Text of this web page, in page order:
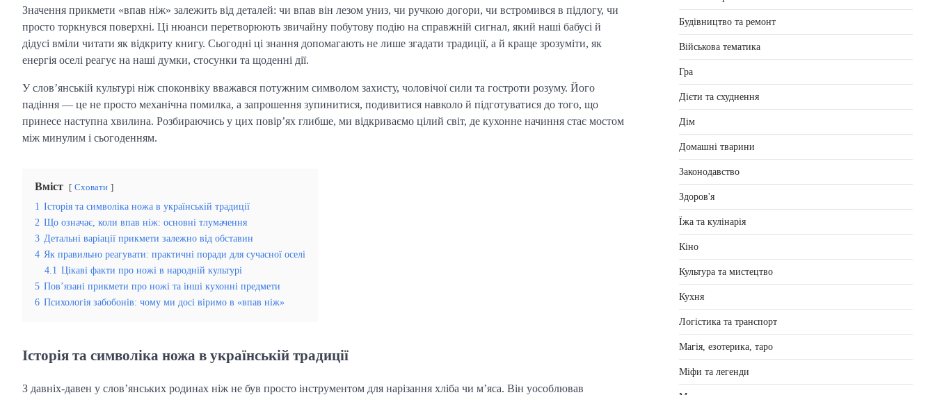
Значення прикмети «впав ніж» залежить від деталей: чи впав він лезом униз, чи ручкою догори, чи встромився в підлогу, чи
просто торкнувся поверхні. Ці нюанси перетворюють звичайну побутову подію на справжній сигнал, який наші бабусі й
дідусі вміли читати як відкриту книгу. Сьогодні ці знання допомагають не лише згадати традиції, а й краще зрозуміти, як
енергія оселі реагує на наші думки, стосунки та щоденні дії.
У слов’янській культурі ніж споконвіку вважався потужним символом захисту, чоловічої сили та гостроти розуму. Його
падіння — це не просто механічна помилка, а запрошення зупинитися, подивитися навколо й підготуватися до того, що
принесе наступна хвилина. Розбираючись у цих повір’ях глибше, ми відкриваємо цілий світ, де кухонне начиння стає мостом
між минулим і сьогоденням.
Вміст Сховати
1 Історія та символіка ножа в українській традиції
2 Що означає, коли впав ніж: основні тлумачення
3 Детальні варіації прикмети залежно від обставин
4 Як правильно реагувати: практичні поради для сучасної оселі
4.1 Цікаві факти про ножі в народній культурі
5 Пов’язані прикмети про ножі та інші кухонні предмети
6 Психологія забобонів: чому ми досі віримо в «впав ніж»
Історія та символіка ножа в українській традиції
З давніх-давен у слов’янських родинах ніж не був просто інструментом для нарізання хліба чи м’яса. Він уособлював
Будівництво та ремонт
Військова тематика
Гра
Дієти та схуднення
Дім
Домашні тварини
Законодавство
Здоров'я
Їжа та кулінарія
Кіно
Культура та мистецтво
Кухня
Логістика та транспорт
Магія, езотерика, таро
Міфи та легенди